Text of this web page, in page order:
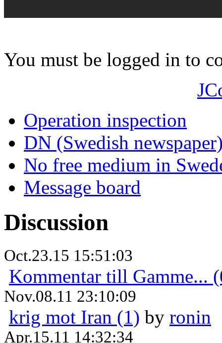
You must be logged in to
Operation inspection
DN (Swedish
No free medium in
Message board
Discussion
Oct.23.15 15:51:03
Kommentar till Gamme...
Nov.08.11 23:10:09
krig mot Iran (1) by ronin
Apr.15.11 14:32:34